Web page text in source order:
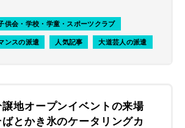
供会・学校・学童・スポーツクラブ
ンスの派遣 人気記事 大道芸人の派遣
地オープンイベントの来場
とかき氷のケータリングカ